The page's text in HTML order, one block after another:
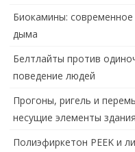
Биокамины:
дыма
Белтлайты против
поведение людей
Прогоны, ригель и
несущие элементы здания
Полиэфиркетон PEEK и